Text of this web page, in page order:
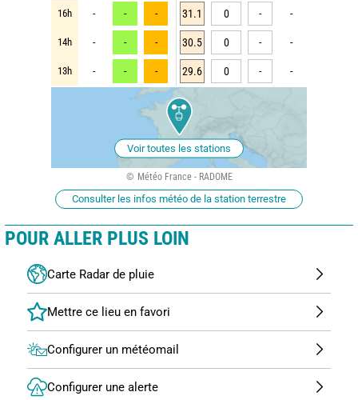
16h - - - 31.1 0 - -
14h - - - 30.5 0 - -
13h - - - 29.6 0 - -
Voir toutes les stations
Météo France - RADOME
Consulter les infos météo de la station terrestre
POUR ALLER PLUS LOIN
Carte Radar de pluie
Configurer un météomail
Configurer une alerte